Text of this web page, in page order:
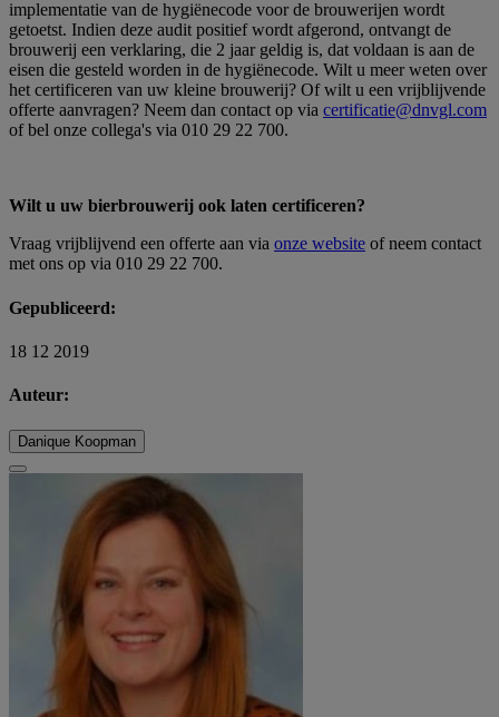
implementatie van de hygiënecode voor de brouwerijen wordt
getoetst. Indien deze audit positief wordt afgerond, ontvangt de
brouwerij een verklaring, die 2 jaar geldig is, dat voldaan is aan de
eisen die gesteld worden in de hygiënecode. Wilt u meer weten over
het certificeren van uw kleine brouwerij? Of wilt u een vrijblijvende
offerte aanvragen? Neem dan contact op via certificatie@dnvgl.com
of bel onze collega's via 010 29 22 700.
Wilt u uw bierbrouwerij ook laten certificeren?
Vraag vrijblijvend een offerte aan via onze website of neem contact
met ons op via 010 29 22 700.
Gepubliceerd:
18 12 2019
Auteur:
Danique Koopman